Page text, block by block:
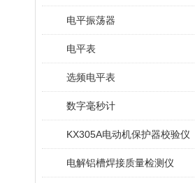
电平振荡器
电平表
选频电平表
数字毫秒计
KX305A电动机保护器校验仪
电解铝槽焊接质量检测仪